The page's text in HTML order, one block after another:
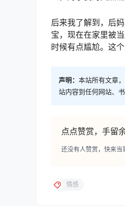
后来我了解到，后
宝，现在在家里被
时候有点尴尬。这
声明： 本站所有文章
站内容到任何网站、
点点赞赏，手留
还没有人赞赏，快来当
情感